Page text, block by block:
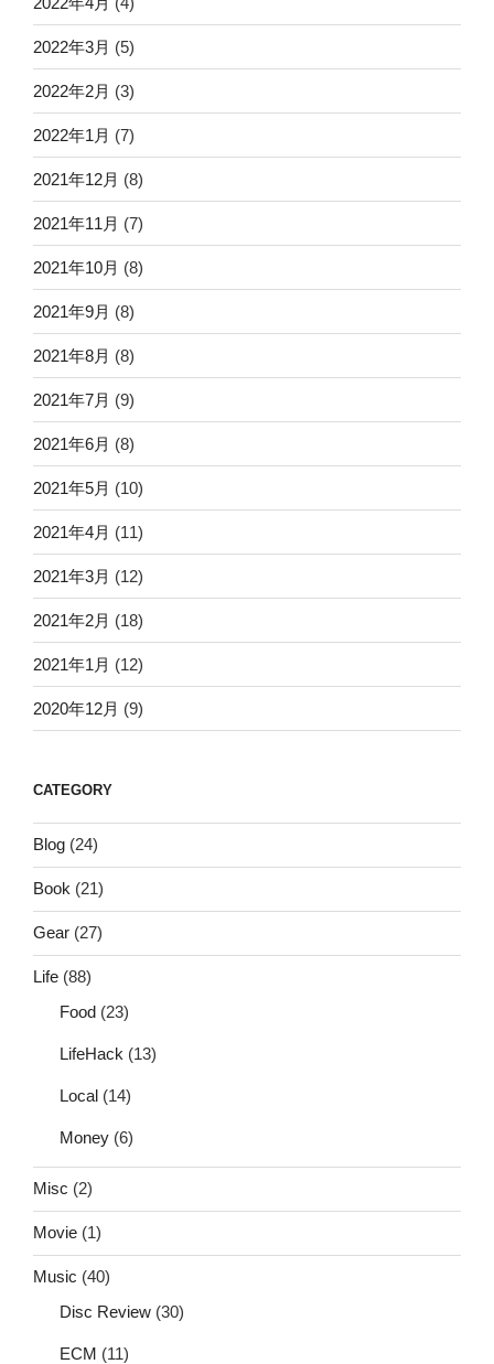
2022年3月 (5)
2022年2月 (3)
2022年1月 (7)
2021年12月 (8)
2021年11月 (7)
2021年10月 (8)
2021年9月 (8)
2021年8月 (8)
2021年7月 (9)
2021年6月 (8)
2021年5月 (10)
2021年4月 (11)
2021年3月 (12)
2021年2月 (18)
2021年1月 (12)
2020年12月 (9)
CATEGORY
Blog (24)
Book (21)
Gear (27)
Life (88)
Food (23)
LifeHack (13)
Local (14)
Money (6)
Misc (2)
Movie (1)
Music (40)
Disc Review (30)
ECM (11)